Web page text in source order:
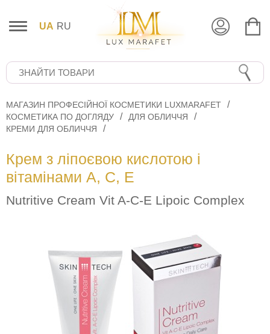
UA RU
МАГАЗИН ПРОФЕСІЙНОЇ КОСМЕТИКИ LUXMARAFET
КОСМЕТИКА ПО ДОГЛЯДУ
ДЛЯ ОБЛИЧЧЯ
КРЕМИ ДЛЯ ОБЛИЧЧЯ
Крем з ліпоєвою кислотою і
вітамінами А, С, Е
Nutritive Cream Vit A-C-E Lipoic Complex